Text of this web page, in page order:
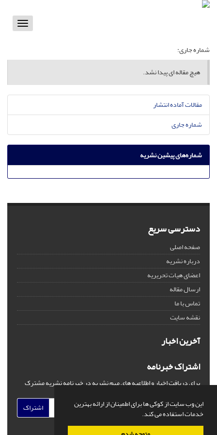
این وب سایت از کوکی ها برای اطمینان از ارائه بهترین
خدمات استفاده می کند.
Toggle
شماره جاری:
هیچ مقاله ای پیدا نشد.
مقالات آماده انتشار
شماره جاری
شماره‌های پیشین نشریه
دسترسی سریع
صفحه اصلی
درباره نشریه
اعضای هیات تحریریه
ارسال مقاله
تماس با ما
نقشه سایت
آخرین اخبار
اشتراک خبرنامه
برای دریافت اخبار و اطلاعیه های مهم نشریه در خبرنامه نشریه مشترک
اشتراک